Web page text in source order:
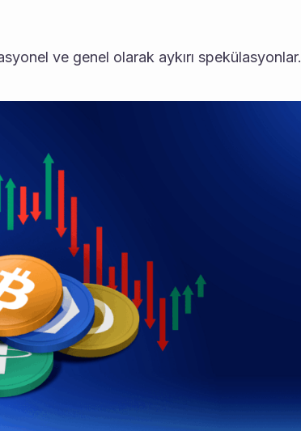
ve genel olarak aykırı spekülasyonlar.